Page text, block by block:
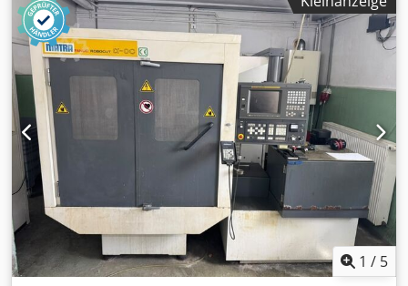
/ V): 550 x 350 mm Max. Konikwinkel: +/- 30° bei 400 mm
Höhe Integrated Collision Protection (ICP) auf allen 5
Achsen Maximale Werkstückabmessungen: 1200 x 700 x
400 mm Maximales Werkstückgewicht: 1500 kg
Schneidgeschwindigkeit von 400 mm²/min Beste
Oberfläche: Ra 0,2 µm Verfügbare Drahtdurchmesser: 0,15
mm bis 0,33 mm Abmessungen der kompletten Anlage:
2600 x 2810 x 2240 mm Gesamtgewicht der Anlage: 3300
kg Die Maschine wurde von uns bereits getestet und
einem Service unterzogen. Auf Wunsch bieten wir Ihnen
folgende Dienstleistungen an: - Inbetriebnahme der
Maschine bei Ihnen vor Ort Dodpfx Alozrur Nstock -
Steuerungsschulung - Zubehör wie Kühler und
Spannmittel
1 / 5